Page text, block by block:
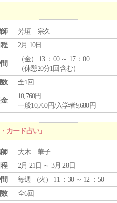
芳垣 宗久
程
2月 10日
（金） 13 ：00 ～ 17 ：00
（休憩20分1回含む）
数
全1回
10,760円
一般10,760円/入学者9,680円
カード占い」
大木 華子
程
2月 21日 ～ 3月 28日
毎週 （火 ） 11 ：30 ～ 12 ：50
数
全6回